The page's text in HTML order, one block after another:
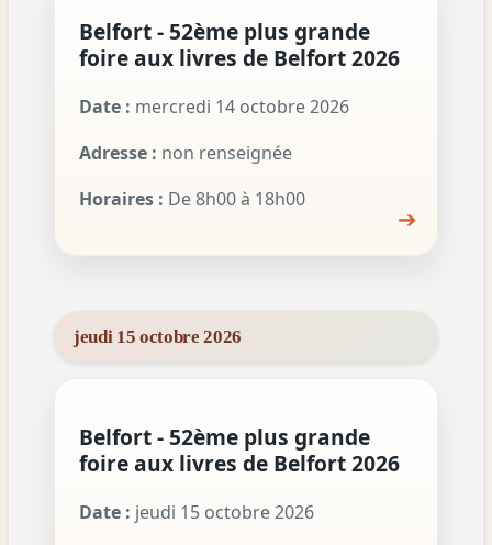
Belfort - 52ème plus grande
foire aux livres de Belfort 2026
Date : mercredi 14 octobre 2026
Adresse : non renseignée
Horaires : De 8h00 à 18h00
➔
jeudi 15 octobre 2026
Belfort - 52ème plus grande
foire aux livres de Belfort 2026
Date : jeudi 15 octobre 2026